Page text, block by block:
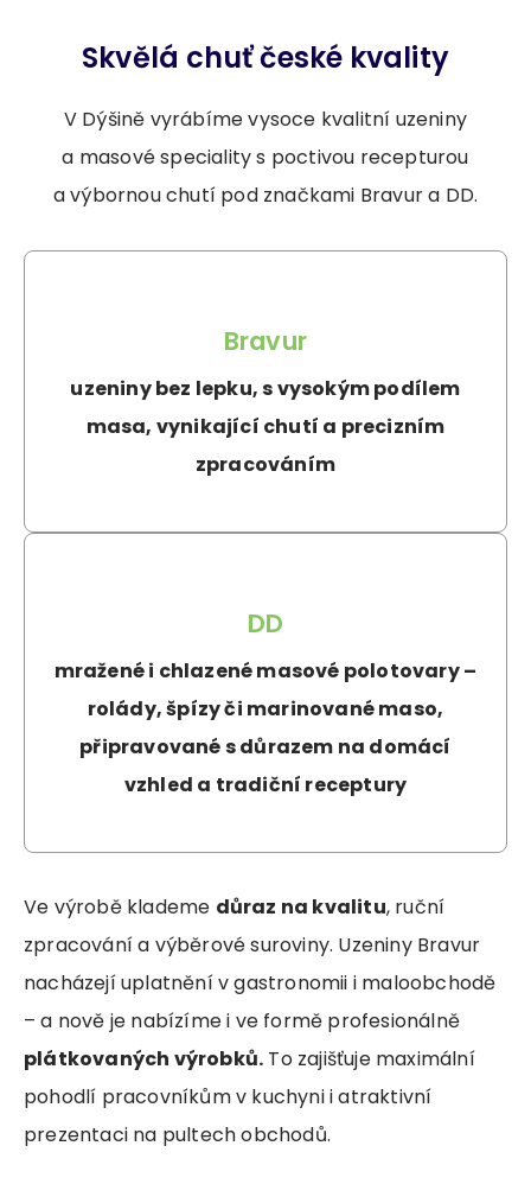
Skvělá chuť české kvality
V Dýšině vyrábíme vysoce kvalitní uzeniny
a masové speciality s poctivou recepturou
a výbornou chutí pod značkami Bravur a DD.
Bravur
uzeniny bez lepku, s vysokým podílem
masa, vynikající chutí a precizním
zpracováním
DD
mražené i chlazené masové polotovary –
rolády, špízy či marinované maso,
připravované s důrazem na domácí
vzhled a tradiční receptury
Ve výrobě klademe důraz na kvalitu, ruční
zpracování a výběrové suroviny. Uzeniny Bravur
nacházejí uplatnění v gastronomii i maloobchodě
– a nově je nabízíme i ve formě profesionálně
plátkovaných výrobků. To zajišťuje maximální
pohodlí pracovníkům v kuchyni i atraktivní
prezentaci na pultech obchodů.